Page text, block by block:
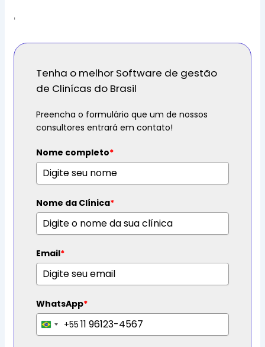
'
Tenha o melhor Software de gestão
de Clinícas do Brasil
Preencha o formulário que um de nossos
consultores entrará em contato!
Nome completo*
Nome da Clínica*
Email*
WhatsApp*
B
+55